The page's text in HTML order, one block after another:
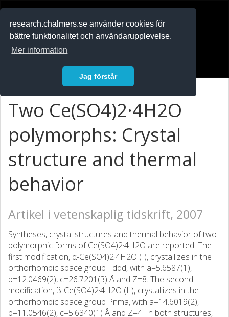
research.chalmers.se använder cookies för
bättre funktionalitet och användarupplevelse.
Mer information
Jag förstår
Two Ce(SO4)2·4H2O
polymorphs: Crystal
structure and thermal
behavior
Artikel i vetenskaplig tidskrift, 2007
Syntheses, crystal structures and thermal behavior of two
polymorphic forms of Ce(SO4)2·4H2O are reported. The
first modification, α-Ce(SO4)2·4H2O (I), crystallizes in the
orthorhombic space group Fddd, with a=5.6587(1),
b=12.0469(2), c=26.7201(3) Å and Z=8. The second
modification, β-Ce(SO4)2·4H2O (II), crystallizes in the
orthorhombic space group Pnma, with a=14.6019(2),
b=11.0546(2), c=5.6340(1) Å and Z=4. In both structures,